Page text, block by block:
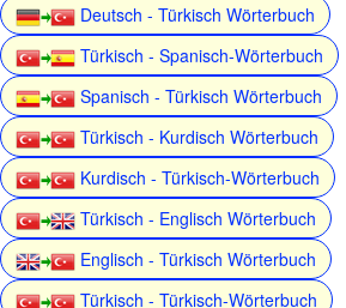
Deutsch - Türkisch Wörterbuch
Türkisch - Spanisch-Wörterbuch
Spanisch - Türkisch Wörterbuch
Türkisch - Kurdisch Wörterbuch
Kurdisch - Türkisch-Wörterbuch
Türkisch - Englisch Wörterbuch
Englisch - Türkisch Wörterbuch
Türkisch - Türkisch-Wörterbuch